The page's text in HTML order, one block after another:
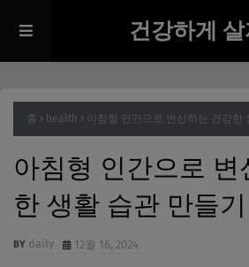
건강하게
홈 health 아침형 인간으로 변신하는 건강한
아침형 인간으로 변
한 생활 습관 만들기
daily 12월 16, 2024